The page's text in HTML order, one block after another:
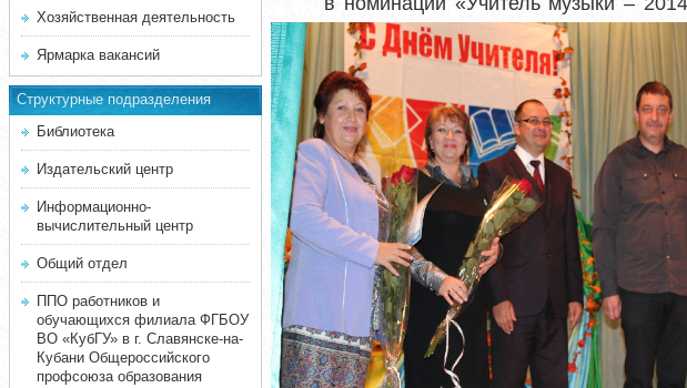
Хозяйственная деятельность
Ярмарка вакансий
Структурные подразделения
Библиотека
Издательский центр
Информационно-
вычислительный центр
Общий отдел
ППО работников и
обучающихся филиала ФГБОУ
ВО «КубГУ» в г. Славянске-на-
Кубани Общероссийского
профсоюза образования